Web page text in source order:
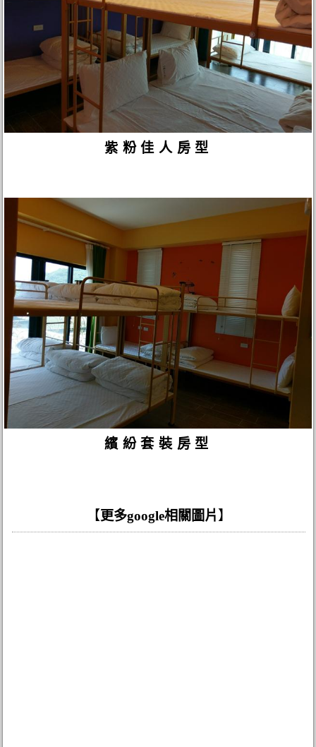
紫粉佳人房型
繽紛套裝房型
【 更多google相關圖片 】